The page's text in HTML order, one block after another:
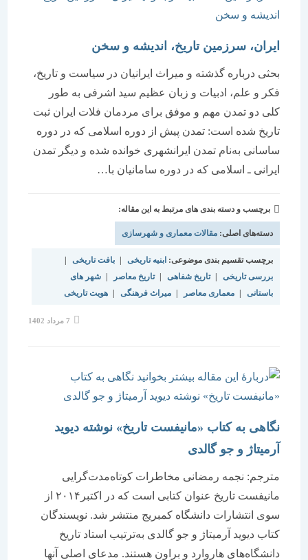
ایران، سرزمین تاریخ، اندیشه و سخن
بحثی درباره گذشته و میراث ایرانیان در سیاست و تاریخ،
فکر و علم، ادبیات و زبان عظیم سید اشرفی به طور
کلی دو تمدن مهم و موفق برای مردمان فلات ایران ثبت
تاریخ شده است: تمدن پیش از دوره اسلامی که در دوره
ساسانی به‌نام تمدن ایرانشهری خوانده شده و دیگر تمدن
ایرانی ـ اسلامی که در دوره سامانیان با…
برچسب و دسته بندی های مرتبط به این مقاله:
دسته‌های اصلی:مقالات معماری و شهرسازی
برچسب تقسیم بندی موضوعی:ابنیه تاریخی | بافت تاریخی |
بررسی تاریخی | تاریخ شفاهی | تاریخ معاصر | شهر های
| معماری معاصر | میراث فرهنگی | هویت تاریخی
نگاهی به کتاب «مانیفست تاریخ» نوشته دیوید
آرمیتاژ و جو گالدی
مترجم: نجمه رمضانی مخاطرات کوتاه‌مدت‌گرایی
مانیفست تاریخ عنوان کتابی است که در اکتبر۲۰۱۴ از
سوی انتشارات دانشگاه کمبریج منتشر شد. نویسندگان
کتاب دیوید آرمیتاژ و جو گالدی به‌ترتیب استاد تاریخ
دانشگاه‌های هاروارد و براون هستند. مدعای اصلی آنها